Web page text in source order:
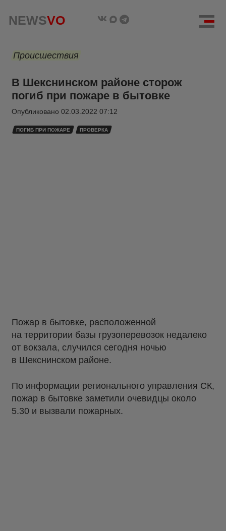
NEWSVO
Происшествия
В Шекснинском районе сторож
погиб при пожаре в бытовке
Опубликовано 02.03.2022 07:12
ПОГИБ ПРИ ПОЖАРЕ ПРОВЕРКА
Пожар в бытовке, расположенной
на территории базы грузоперевозок недалеко
от вокзала, случился сегодня ночью
в Шекснинском районе.
По информации регионального управления СК,
пожар в бытовке заметили очевидцы около
5.30 и вызвали пожарных.